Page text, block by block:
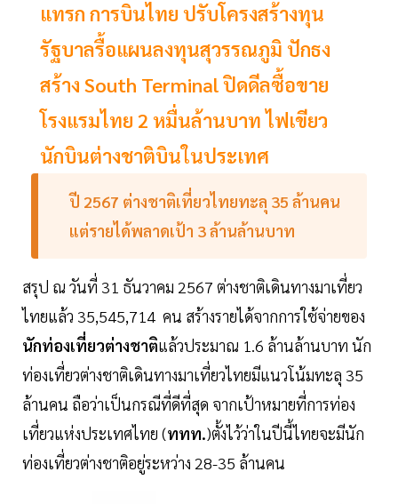
แทรก การบินไทย ปรับโครงสร้างทุน
รัฐบาลรื้อแผนลงทุนสุวรรณภูมิ ปักธง
สร้าง South Terminal ปิดดีลซื้อขาย
โรงแรมไทย 2 หมื่นล้านบาท ไฟเขียว
นักบินต่างชาติบินในประเทศ
ปี 2567 ต่างชาติเที่ยวไทยทะลุ 35 ล้านคน
แต่รายได้พลาดเป้า 3ล้านล้านบาท
สรุป ณ วันที่ 31 ธันวาคม 2567 ต่างชาติเดินทางมาเที่ยว
ไทยแล้ว 35,545,714 คน สร้างรายได้จากการใช้จ่ายของ
นักท่องเที่ยวต่างชาติแล้วประมาณ 1.6 ล้านล้านบาท นัก
ท่องเที่ยวต่างชาติเดินทางมาเที่ยวไทยมีแนวโน้มทะลุ 35
ล้านคน ถือว่าเป็นกรณีที่ดีที่สุด จากเป้าหมายที่การท่อง
เที่ยวแห่งประเทศไทย (ททท.)ตั้งไว้ว่าในปีนี้ไทยจะมีนัก
ท่องเที่ยวต่างชาติอยู่ระหว่าง 28-35 ล้านคน